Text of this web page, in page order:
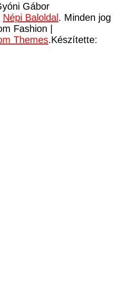
Gábor
Népi Baloldal. Minden jog
Fashion |
Themes.Készítette: